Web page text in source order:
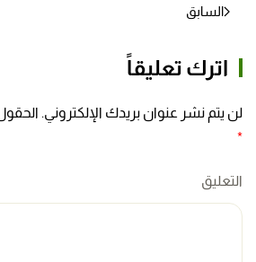
السابق
اترك تعليقاً
لن يتم نشر عنوان بريدك الإلكتروني. الحقول
*
التعليق